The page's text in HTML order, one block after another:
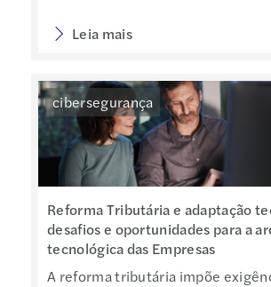
Leia mais
cibersegurança
Reforma Tributária e adaptação
desafios e oportunidades para a
tecnológica das Empresas
A reforma tributária impõe